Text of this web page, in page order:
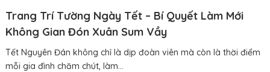
Trang Trí Tường Ngày Tết – Bí Quyết Làm Mới
Không Gian Đón Xuân Sum Vầy
Tết Nguyên Đán không chỉ là dịp đoàn viên mà còn là thời điểm
mỗi gia đình chăm chút, làm...